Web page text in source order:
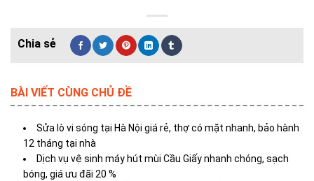
BÀI VIẾT CÙNG CHỦ ĐỀ
Sửa lò vi sóng tại Hà Nội giá rẻ, thợ có mặt nhanh, bảo hành
12 tháng tại nhà
Dịch vụ vệ sinh máy hút mùi Cầu Giấy nhanh chóng, sạch
bóng, giá ưu đãi 20 %